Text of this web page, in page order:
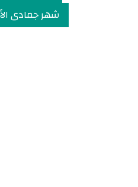
شهر جمادى الأول